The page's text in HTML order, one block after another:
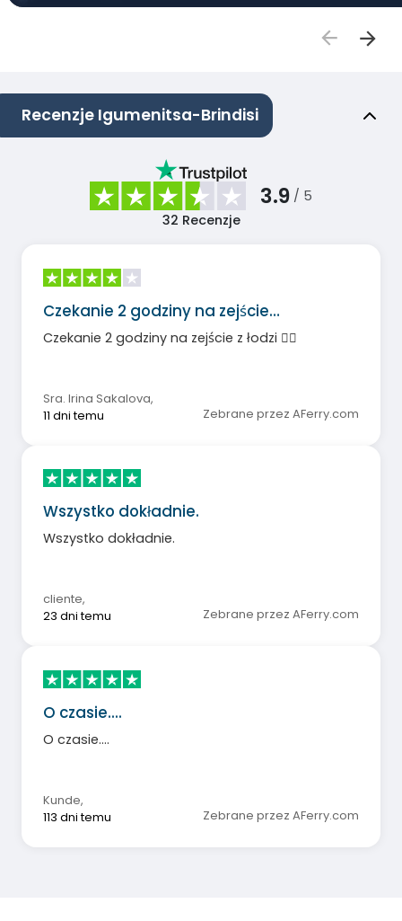
Recenzje Igumenitsa-Brindisi
3.9 / 5
32 Recenzje
Czekanie 2 godziny na zejście…
Czekanie 2 godziny na zejście z łodzi 🤦‍♀️
Sra. Irina Sakalova,
11 dni temu
Zebrane przez AFerry.com
Wszystko dokładnie.
Wszystko dokładnie.
cliente,
23 dni temu
Zebrane przez AFerry.com
O czasie....
O czasie....
Kunde,
113 dni temu
Zebrane przez AFerry.com